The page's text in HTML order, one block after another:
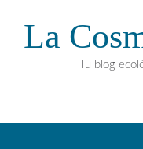
La
Tu blog